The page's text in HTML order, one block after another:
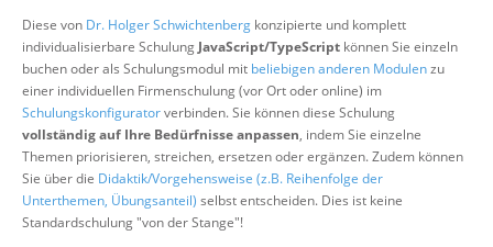
Suche
Diese von Dr. Holger Schwichtenberg konzipierte und komplett
individualisierbare Schulung JavaScript/TypeScript können Sie einzeln
buchen oder als Schulungsmodul mit beliebigen anderen Modulenzu
einer individuellen Firmenschulung (vor Ort oder online) im
Schulungskonfiguratorverbinden. Sie können diese Schulung
vollständig auf Ihre Bedürfnisse anpassen, indem Sie einzelne
Themen priorisieren, streichen, ersetzen oder ergänzen. Zudem können
Sie über die Didaktik/Vorgehensweise (z.B. Reihenfolge der
Unterthemen, Übungsanteil) selbst entscheiden. Dies ist keine
Standardschulung "von der Stange"!